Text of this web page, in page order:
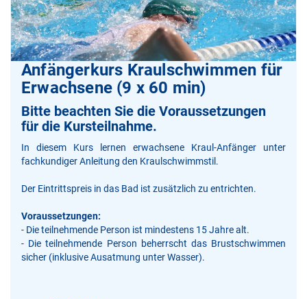
Anfängerkurs Kraulschwimmen für
Erwachsene (9 x 60 min)
Bitte beachten Sie die Voraussetzungen
für die Kursteilnahme.
In diesem Kurs lernen erwachsene Kraul-Anfänger unter
fachkundiger Anleitung den Kraulschwimmstil.
Der Eintrittspreis in das Bad ist zusätzlich zu entrichten.
Voraussetzungen:
- Die teilnehmende Person ist mindestens 15 Jahre alt.
- Die teilnehmende Person beherrscht das Brustschwimmen
sicher (inklusive Ausatmung unter Wasser).